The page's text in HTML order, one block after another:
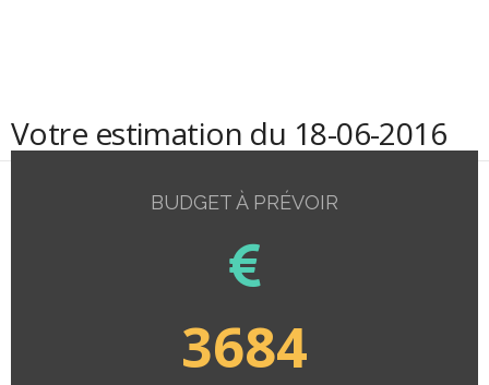
Votre estimation du 18-06-2016
BUDGET À PRÉVOIR
3684